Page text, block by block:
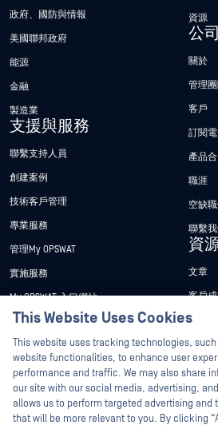
政府、國防與情報
美國聯邦政府
能源
金融
製造業
支援與服務
聯繫支持人員
創建案例
技術客戶管理
專業服務
管理My OPSWAT
實施服務
My OPSWAT 入口網站
技術檔案
訓練
漏洞通報計畫
合作夥伴
認證
資源
公司
關於
管理
客戶
訂閱
產品
職涯
空缺
聯繫
資
文章
客戶
新聞稿
新聞
網路
產品型
This Website Uses Cookies
This website uses tracking technologies,
website functionalities, to enhance user
performance and traffic. We may also share
our site with our social media, advertising,
allows us to perform targeted advertising and
that will be more relevant to you. By clicking
Hey there!
I'm Ozzy, your
How can I help
today?